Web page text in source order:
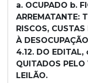
a. OCUPADO b.
ARREMATANTE:
RISCOS,
À
4.12. DO EDITAL,
QUITADOS
LEILÃO.